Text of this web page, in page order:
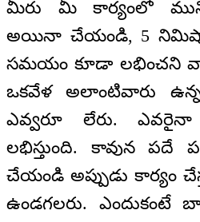
మీరు మీ కార్యంలో
అయినా చేయండి, 5
సమయం కూడా లభించని
ఒకవేళ అలాంటివారు
ఎవ్వరూ లేరు.
లభిస్తుంది. కావున
చేయండి అప్పుడు కార్యం
ఉండగలరు.